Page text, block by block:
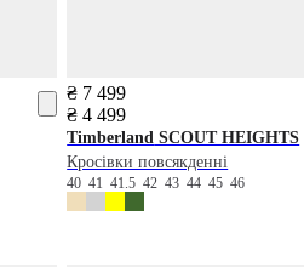
₴ 7 499
₴ 4 499
Timberland SCOUT HEIGHTS
Кросівки повсякденні
404141.54243444546